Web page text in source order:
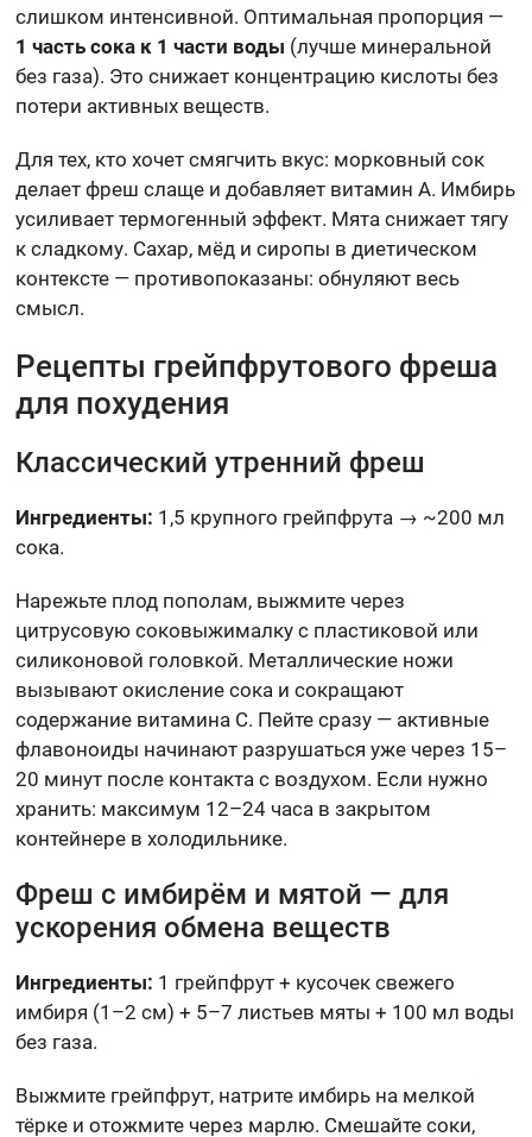
слишком интенсивной. Оптимальная пропорция —
1 часть сока к 1 части воды (лучше минеральной
без газа). Это снижает концентрацию кислоты без
потери активных веществ.
Для тех, кто хочет смягчить вкус: морковный сок
делает фреш слаще и добавляет витамин А. Имбирь
усиливает термогенный эффект. Мята снижает тягу
к сладкому. Сахар, мёд и сиропы в диетическом
контексте — противопоказаны: обнуляют весь
смысл.
Рецепты грейпфрутового фреша
для похудения
Классический утренний фреш
Ингредиенты: 1,5 крупного грейпфрута → ~200 мл
сока.
Нарежьте плод пополам, выжмите через
цитрусовую соковыжималку с пластиковой или
силиконовой головкой. Металлические ножи
вызывают окисление сока и сокращают
содержание витамина C. Пейте сразу — активные
флавоноиды начинают разрушаться уже через 15–
20 минут после контакта с воздухом. Если нужно
хранить: максимум 12–24 часа в закрытом
контейнере в холодильнике.
Фреш с имбирём и мятой — для
ускорения обмена веществ
Ингредиенты: 1 грейпфрут + кусочек свежего
имбиря (1–2 см) + 5–7 листьев мяты + 100 мл воды
без газа.
Выжмите грейпфрут, натрите имбирь на мелкой
тёрке и отожмите через марлю. Смешайте соки,